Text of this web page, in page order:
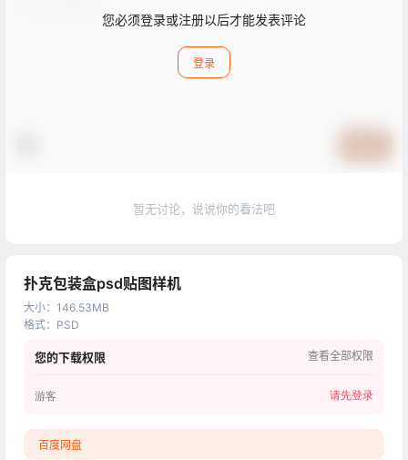
您必须登录或注册以后才能发表评论
登录
暂无讨论，说说你的看法吧
扑克包装盒psd贴图样机
大小： 146.53MB
格式： PSD
您的下载权限 查看全部权限
游客 请先登录
百度网盘